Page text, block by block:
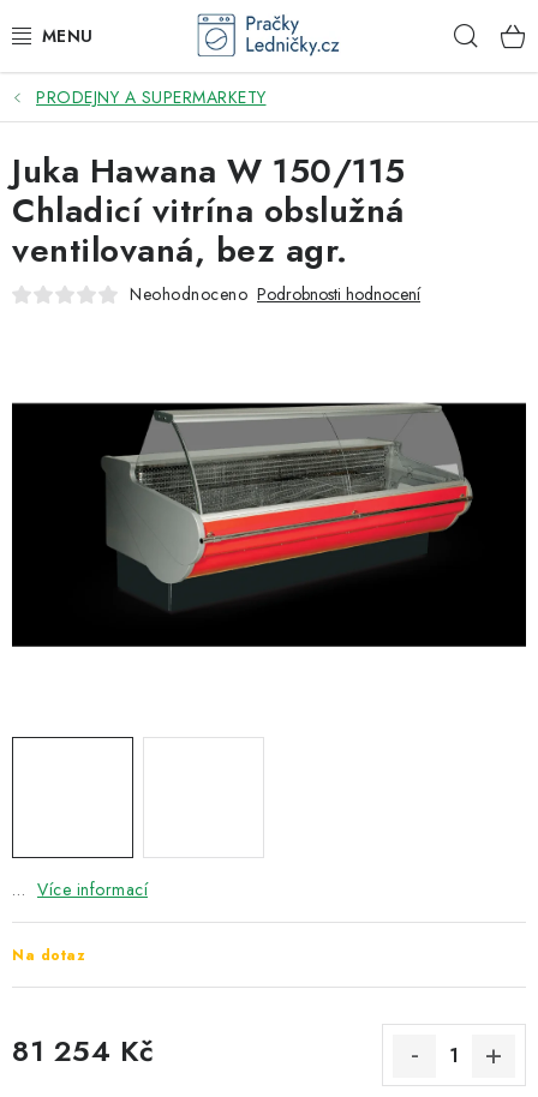
na
DODAVATEL
VESTAVNÉ SPOTŘEBIČE
VOLNĚ STOJÍCÍ SPOTŘEBIČE
DŘEZY A BATERIE
DRTIČE ODPADU
Akce Doprava a platba
Montáže spotřebičů
O nás Kontakty
PRODEJNY A SUPERMARKETY
… Více informací
Na dotaz
81 254 Kč
Juka Hawana W 150/115
Chladicí vitrína obslužná
ventilovaná, bez agr.
Neohodnoceno Podrobnosti hodnocení